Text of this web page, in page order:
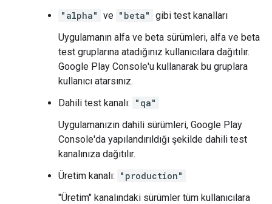
"alpha" ve "beta" gibi test kanalları
Uygulamanın alfa ve beta sürümleri, alfa ve beta
test gruplarına atadığınız kullanıcılara dağıtılır.
Google Play Console'u kullanarak bu gruplara
kullanıcı atarsınız.
Dahili test kanalı: "qa"
Uygulamanızın dahili sürümleri, Google Play
Console'da yapılandırıldığı şekilde dahili test
kanalınıza dağıtılır.
Üretim kanalı: "production"
"Üretim" kanalındaki sürümler tüm kullanıcılara